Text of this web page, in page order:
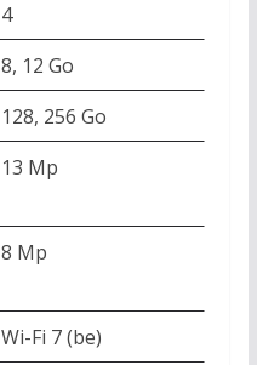
4
8, 12 Go
128, 256 Go
13 Mp
8 Mp
Wi-Fi 7 (be)